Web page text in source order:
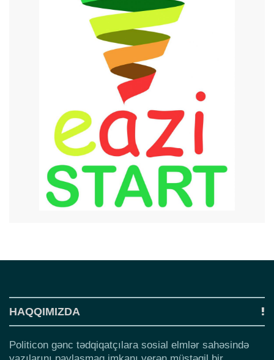
HAQQIMIZDA
Politicon gənc tədqiqatçılara sosial elmlər sahəsində